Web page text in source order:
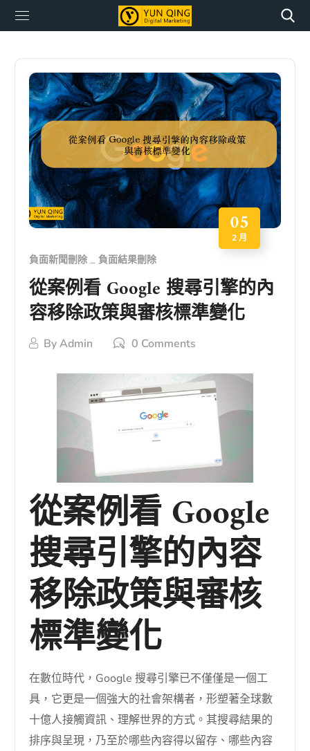
05
2 月
負面新聞刪除 負面結果刪除
從案例看 Google 搜尋引擎的內
容移除政策與審核標準變化
ByAdmin 0 Comments
從案例看 Google
搜尋引擎的內容
移除政策與審核
標準變化
在數位時代，Google 搜尋引擎已不僅僅是一個工
具，它更是一個強大的社會架構者，形塑著全球數
十億人接觸資訊、理解世界的方式。其搜尋結果的
排序與呈現，乃至於哪些內容得以留存、哪些內容